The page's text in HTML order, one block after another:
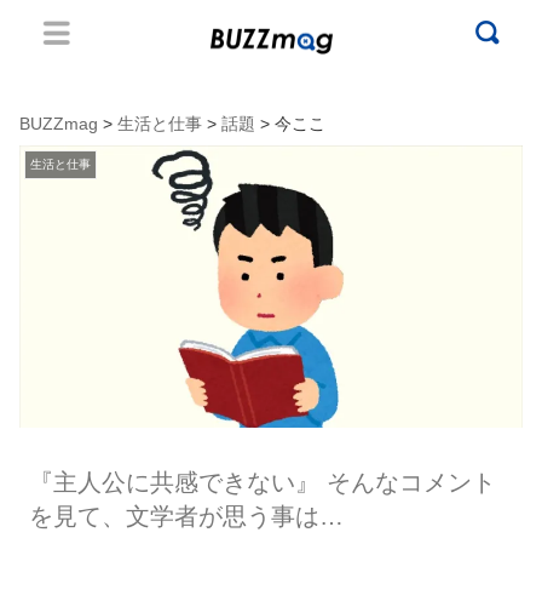
BUZZmag > 生活と仕事 > 話題 > 今ここ
生活と仕事
『主人公に共感できない』 そんなコメント
を見て、文学者が思う事は…